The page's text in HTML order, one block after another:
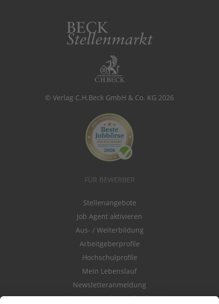
© Verlag C.H.Beck GmbH & Co. KG 2026
FÜR BEWERBER
Stellenangebote
Job Agent aktivieren
Aus- / Weiterbildung
Arbeitgeberprofile
Hochschulprofile
Mein Lebenslauf
Newsletteranmeldung
Durchsuchen Sie den Stellenkatalog